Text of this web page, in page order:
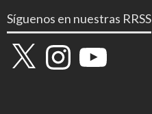
Síguenos en nuestras RRSS
X InstagramYouTube